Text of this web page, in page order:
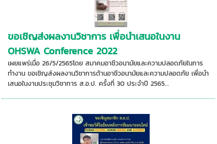
ขอเชิญส่งผลงานวิชาการ เพื่อนำเสนอในงาน
OHSWA Conference 2022
เผยแพร่เมื่อ 26/5/2565โดย สมาคมอาชีวอนามัยและความปลอดภัยในการ
ทำงาน ขอเชิญส่งผลงานวิชาการด้านอาชีวอนามัยและความปลอดภัย เพื่อนำ
เสนอในงานประชุมวิชาการ ส.อ.ป. ครั้งที่ 30 ประจำปี 2565...